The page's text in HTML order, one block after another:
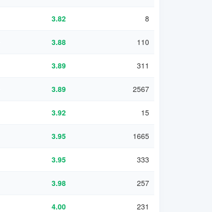
3.82 8
3.88 110
3.89 311
3.89 2567
3.92 15
3.95 1665
3.95 333
3.98 257
4.00 231